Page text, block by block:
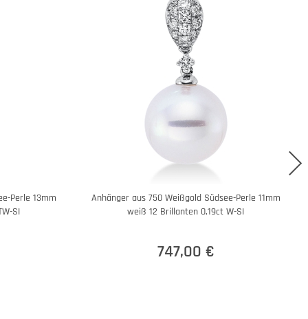
Perle 13mm
SI
Anhänger aus 750 Weißgold Südsee-Perle 11mm
weiß 12 Brillanten 0,19ct W-SI
747,00 €